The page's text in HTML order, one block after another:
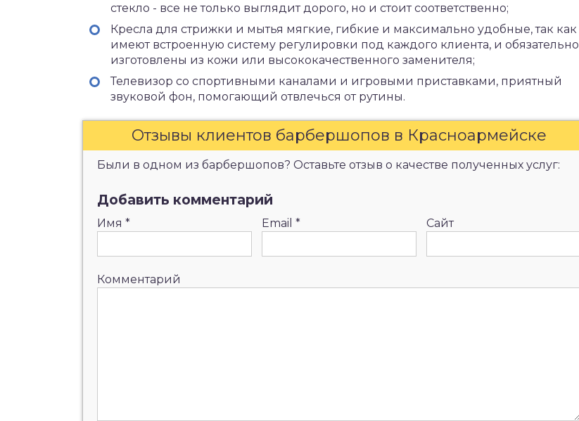
стекло - все не только выглядит дорого, но и стоит соответственно;
Кресла для стрижки и мытья мягкие, гибкие и максимально удобные, так как
имеют встроенную систему регулировки под каждого клиента, и обязательно
изготовлены из кожи или высококачественного заменителя;
Телевизор со спортивными каналами и игровыми приставками, приятный
звуковой фон, помогающий отвлечься от рутины.
Отзывы клиентов барбершопов в Красноармейске
Были в одном из барбершопов? Оставьте отзыв о качестве полученных услуг:
Добавить комментарий
Имя * Email * Сайт
Комментарий